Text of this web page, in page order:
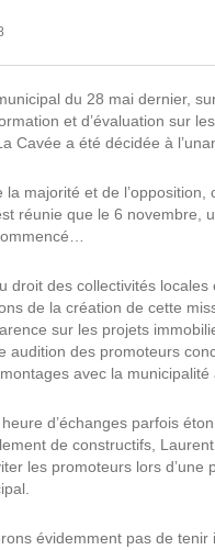
du 28 mai dernier,
et d’évaluation sur
Cavée a été décidée à
la majorité et de l’opposition,
réunie que le 6 novembre,
droit des collectivités locales
de la création de cette
sur les projets
audition des promoteurs
avec la municipalité
d’échanges parfois
de constructifs, Laurent
les promoteurs lors d’une
évidemment pas de tenir